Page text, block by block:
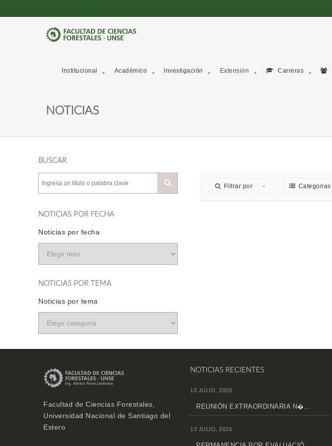
Institucional Académico Investigación Extensión Carreras
NOTICIAS
BUSCAR
NOTICIAS POR FECHA
Noticias por fecha
NOTICIAS POR TEMA
Noticias por tema
Filtrar por Categorias
Facultad de Ciencias Forestales,
Universidad Nacional de Santiago del
Estero
NOTICIAS RECIENTES
13 JULIO, 2026
REUNIÓN EXTRAORDINARIA N�...
13 JULIO, 2026